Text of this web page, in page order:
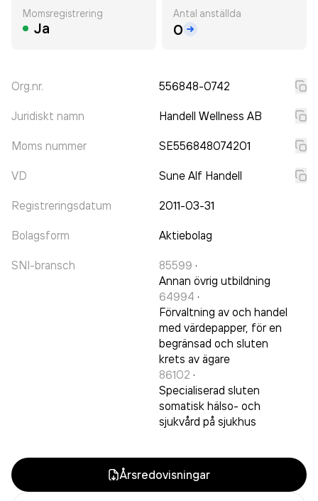
Momsregistrering
Ja
Antal anställda
0
Org.nr. 556848-0742
Juridiskt namn Handell Wellness AB
Moms nummer SE556848074201
VD Sune Alf Handell
Registreringsdatum 2011-03-31
Bolagsform Aktiebolag
SNI-bransch 85599 ·
Annan övrig utbildning
64994 ·
Förvaltning av och handel
med värdepapper, för en
begränsad och sluten
krets av ägare
86102 ·
Specialiserad sluten
somatisk hälso- och
sjukvård på sjukhus
Årsredovisningar